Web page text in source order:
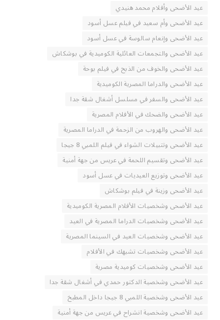
عيد الأضحى وأفلام محمد هنيدي
عيد الأضحى وأم سعيد في فيلم عسل أسود
عيد الأضحى وإنعام سالوسة في عسل أسود
عيد الأضحى والتجمعات العائلية الكوميدية في بوشكاش
عيد الأضحى والخوف من الذبح في فيلم بوحة
عيد الأضحى والدراما المصرية الكوميدية
عيد الأضحى والسفر في مسلسل أشغال شقة جدا
عيد الأضحى والضحك في الأفلام المصرية
عيد الأضحى والهروب من الزحمة في الدراما المصرية
عيد الأضحى وتتبيلات الشواء في فيلم اللمبي 8 جيجا
عيد الأضحى وتقسيم اللحمة في عريس من جهة أمنية
عيد الأضحى وتوزيع العيديات في عسل أسود
عيد الأضحى وزينة في فيلم بوشكاش
عيد الأضحى وشخصيات الأفلام المصرية الكوميدية
عيد الأضحى وشخصيات الدراما المصرية في العيد
عيد الأضحى وشخصيات العيد في السينما المصرية
عيد الأضحى وشخصيات تشبهك في الأفلام
عيد الأضحى وشخصيات كوميدية مصرية
عيد الأضحى وشخصية الدكتور حمدي في أشغال شقة جدا
عيد الأضحى وشخصية اللمبي 8 جيجا داخل المطبخ
عيد الأضحى وشخصية انشراح في عريس من جهة أمنية